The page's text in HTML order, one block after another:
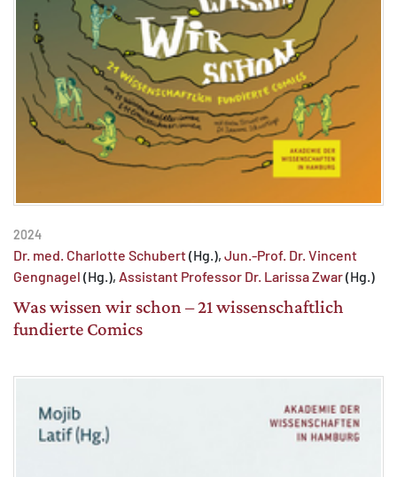
2024
Dr. med. Charlotte Schubert(Hg.), Jun.-Prof. Dr. Vincent
Gengnagel (Hg.), Assistant Professor Dr. Larissa Zwar(Hg.)
Was wissen wir schon – 21 wissenschaftlich
fundierte Comics